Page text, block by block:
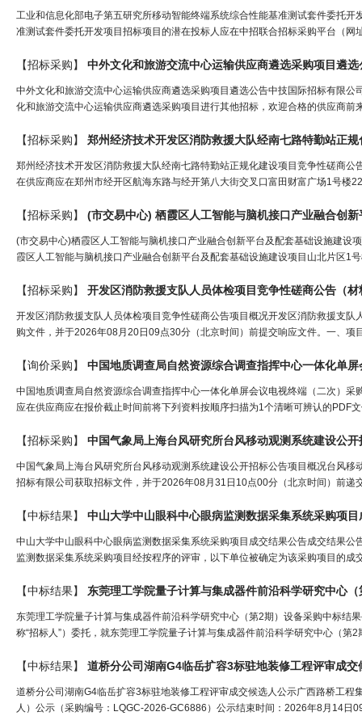
工业和信息化部电子第五研究所移动智能终端系统综合性能基准测试套件委托
准测试套件委托开发项目招标项目的潜在投标人应在中招联合招标采购平台（网
【招标采购】 中外文化和旅游交流中心运输供应商遴选采购项目遴选
中外文化和旅游交流中心运输供应商遴选采购项目遴选公告中技国际招标有限
化和旅游交流中心运输供应商遴选采购项目进行其他招标，欢迎合格的供应商
【招标采购】 郑州经济技术开发区消防救援大队经南七路特勤站正
郑州经济技术开发区消防救援大队经南七路特勤站正规化建设项目竞争性磋商
在供应商应在郑州市经开区航海东路与经开第八大街交叉口富田财富广场1号楼
【招标采购】
(市交易中心)栖霞区人工智能与脑机接口产业融合创新平台及配套基础设施建
霞区人工智能与脑机接口产业融合创新平台及配套基础设施建设项目山北片区1
【招标采购】 开发区消防救援支队人员体检项目竞争性磋商公告（材
开发区消防救援支队人员体检项目竞争性磋商公告项目概况开发区消防救援支
购文件，并于2026年08月20日09点30分（北京时间）前提交响应文件。一、
【询价采购】 中国地质调查局自然资源综合调查指挥中心一体化单
中国地质调查局自然资源综合调查指挥中心一体化单屏会议电视终端（二次）
应在供应商应在报价截止时间前将下列资料按顺序扫描为1个清晰可辨认的
【招标采购】 中国气象局上海台风研究所台风移动观测系统建设公开
中国气象局上海台风研究所台风移动观测系统建设公开招标公告项目概况台风
招标有限公司获取招标文件，并于2026年08月31日10点00分（北京时间）前
【中标结果】 中山大学中山眼科中心眼病监测数据采集系统采购项
中山大学中山眼科中心眼病监测数据采集系统采购项目成交结果公告成交结果
监测数据采集系统采购项目经按程序的评审，以下单位被确定为该采购项目的成
【中标结果】 东莞理工学院量子计算与集成器件前沿科学研究中心
东莞理工学院量子计算与集成器件前沿科学研究中心（第2期）设备采购中标结
称“招标人”）委托，就东莞理工学院量子计算与集成器件前沿科学研究中心（
【中标结果】 道桥分公司湖南G4临岳扩容3标驻地装修工程评审成交
道桥分公司湖南G4临岳扩容3标驻地装修工程评审成交候选人公示广西路桥工
人）公示（采购编号：LQGC-2026-GC6886）公示结束时间：2026年8月14日